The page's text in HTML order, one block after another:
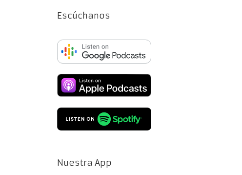
Escúchanos
Nuestra App